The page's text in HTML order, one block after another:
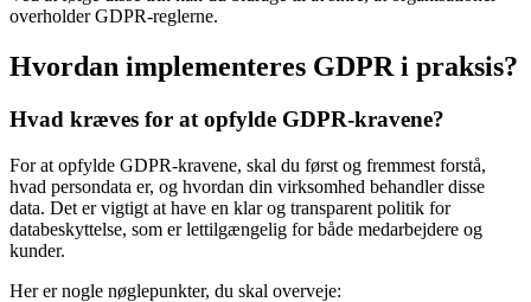
overholder GDPR-reglerne.
Hvordan implementeres GDPR i praksis?
Hvad kræves for at opfylde GDPR-kravene?
For at opfylde GDPR-kravene, skal du først og fremmest forstå,
hvad persondata er, og hvordan din virksomhed behandler disse
data. Det er vigtigt at have en klar og transparent politik for
databeskyttelse, som er lettilgængelig for både medarbejdere og
kunder.
Her er nogle nøglepunkter, du skal overveje: